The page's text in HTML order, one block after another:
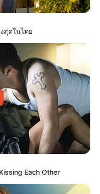
ความอยากได้อยากมีใน
ก คนมีเข้ามาทำดีด้วย
รา วันนี้ค่อนข้างคิดมาก
อ ไพ่วงเวียนชีวิต
สุดในไทย
Each Other